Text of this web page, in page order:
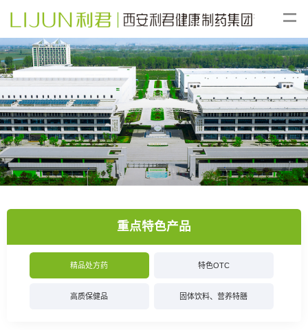
重点特色产品
精品处方药 特色OTC
高质保健品 固体饮料、营养特膳